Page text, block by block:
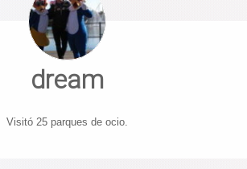
dream
Visitó 25 parques de ocio.